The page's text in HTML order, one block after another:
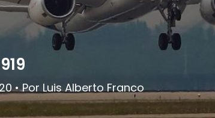
• Por Luis Alberto Franco